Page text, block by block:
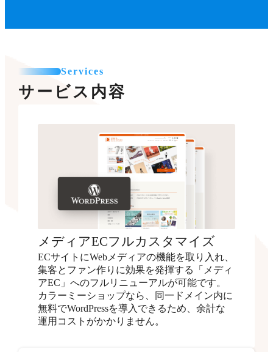
Services
サービス内容
メディアECフルカスタマイズ
ECサイトにWebメディアの機能を取り入れ、
集客とファン作りに効果を発揮する「メディ
アEC」へのフルリニューアルが可能です。
カラーミーショップなら、同一ドメイン内に
無料でWordPressを導入できるため、余計な
運用コストがかかりません。